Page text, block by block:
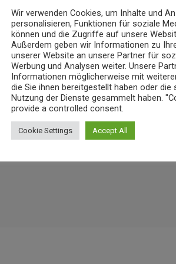
koveb erweitert
NEWS
today 7.
Wir verwenden Cookies, um Inhalte und
personalisieren, Funktionen für soziale
können und die Zugriffe auf unsere
Außerdem geben wir Informationen zu
unserer Website an unsere Partner für
Werbung und Analysen weiter. Unsere
Informationen möglicherweise mit
die Sie ihnen bereitgestellt haben oder die
Nutzung der Dienste gesammelt haben.
provide a controlled consent.
Cookie Settings Accept All